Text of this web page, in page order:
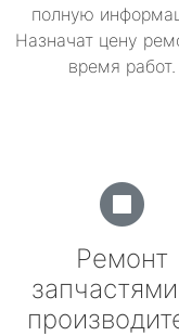
полную
Назначат цену
время работ.
Ремонт